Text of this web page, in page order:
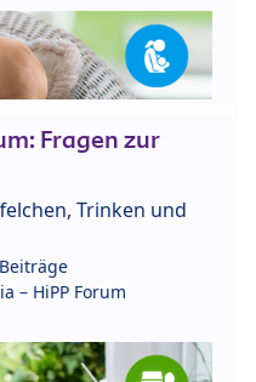
Fragen zur
Trinken und
– HiPP Forum